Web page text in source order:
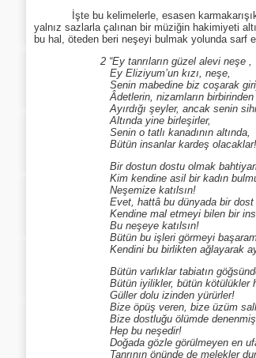
İşte bu kelimelerle, esasen karmakarışık
yalnız sazlarla çalınan bir müziğin hakimiyeti
bu hal, öteden beri neşeyi bulmak yolunda sarf
2 “Ey tanrıların güzel alevi neşe ,
Ey Eliziyum’un kızı, neşe,
Senin mabedine biz coşarak
Âdetlerin, nizamların birbirinden
Ayırdığı şeyler, ancak senin
Altında yine birleşirler,
Senin o tatlı kanadının altında,
Bütün insanlar kardeş olacaklar!
Bir dostun dostu olmak bahtiyarlığı
Kim kendine asil bir kadın
Neşemize katılsın!
Evet, hattâ bu dünyada bir dost
Kendine mal etmeyi bilen bir
Bu neşeye katılsın!
Bütün bu işleri görmeyi
Kendini bu birlikten ağlayarak
Bütün varlıklar tabiatın göğsünden
Bütün iyilikler, bütün kötülükler
Güller dolu izinden yürürler!
Bize öpüş veren, bize üzüm
Bize dostluğu ölümde denenmiş bir
Hep bu neşedir!
Doğada gözle görülmeyen en ufak
Tanrının önünde de melekler